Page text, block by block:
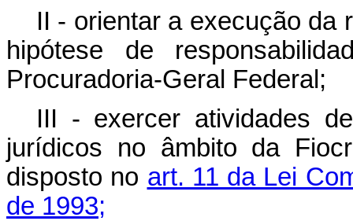
II - orientar a execução da
hipótese de
Procuradoria-Geral Federal;
III - exercer atividades
jurídicos no âmbito da
disposto no art. 11 da Lei
de 1993;